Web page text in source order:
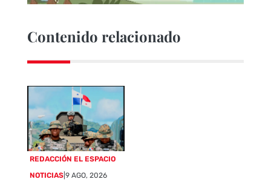
Contenido relacionado
REDACCIÓN EL ESPACIO
NOTICIAS |9 AGO, 2026